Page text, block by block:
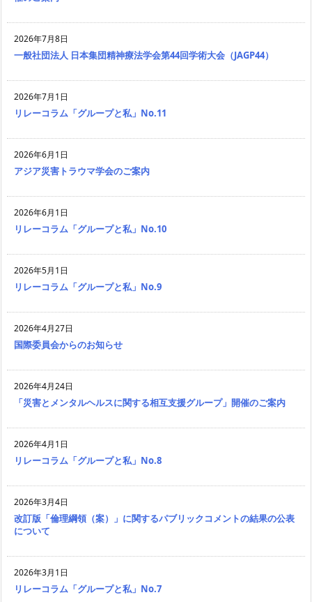
2026年7月8日
一般社団法人 日本集団精神療法学会第44回学術大会（JAGP44）
2026年7月1日
リレーコラム「グループと私」No.11
2026年6月1日
アジア災害トラウマ学会のご案内
2026年6月1日
リレーコラム「グループと私」No.10
2026年5月1日
リレーコラム「グループと私」No.9
2026年4月27日
国際委員会からのお知らせ
2026年4月24日
「災害とメンタルヘルスに関する相互支援グループ」開催のご案内
2026年4月1日
リレーコラム「グループと私」No.8
2026年3月4日
改訂版「倫理綱領（案）」に関するパブリックコメントの結果の公表
について
2026年3月1日
リレーコラム「グループと私」No.7